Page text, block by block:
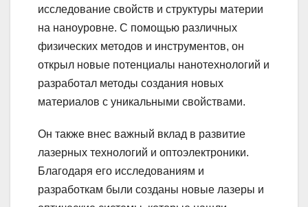
исследование свойств и структуры материи
на наноуровне. С помощью различных
физических методов и инструментов, он
открыл новые потенциалы нанотехнологий и
разработал методы создания новых
материалов с уникальными свойствами.
Он также внес важный вклад в развитие
лазерных технологий и оптоэлектроники.
Благодаря его исследованиям и
разработкам были созданы новые лазеры и